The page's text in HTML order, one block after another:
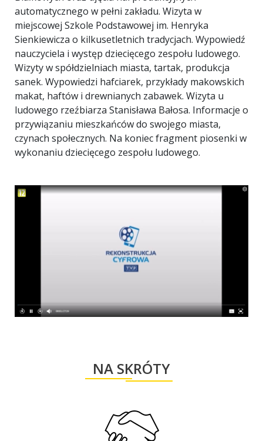
automatycznego w pełni zakładu. Wizyta w
miejscowej Szkole Podstawowej im. Henryka
Sienkiewicza o kilkusetletnich tradycjach. Wypowiedź
nauczyciela i występ dziecięcego zespołu ludowego.
Wizyty w spółdzielniach miasta, tartak, produkcja
sanek. Wypowiedzi hafciarek, przykłady makowskich
makat, haftów i drewnianych zabawek. Wizyta u
ludowego rzeźbiarza Stanisława Bałosa. Informacje o
przywiązaniu mieszkańców do swojego miasta,
czynach społecznych. Na koniec fragment piosenki w
wykonaniu dziecięcego zespołu ludowego.
NA SKRÓTY